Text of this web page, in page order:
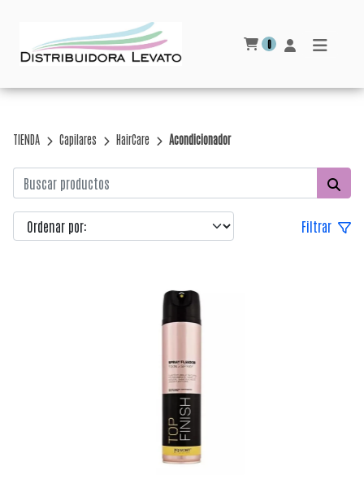
0
TIENDA Capilares HairCare Acondicionador
Filtrar